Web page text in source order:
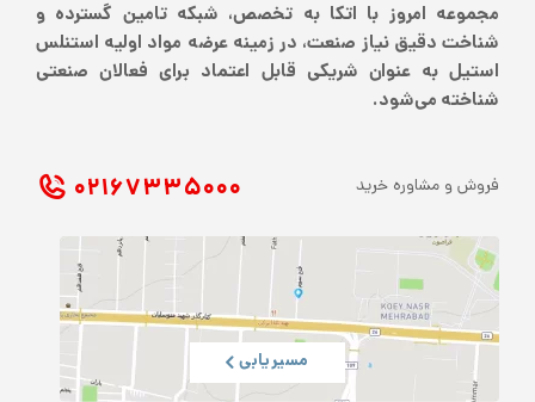
مجموعه امروز با اتکا به تخصص، شبکه تامین گسترده و
شناخت دقیق نیاز صنعت، در زمینه عرضه مواد اولیه استنلس
استیل به عنوان شریکی قابل اعتماد برای فعالان صنعتی
شناخته می‌شود.
فروش و مشاوره خرید ۰۲۱ ۶۷۳۳۵۰۰۰
مسیریابی